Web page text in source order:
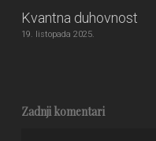
Kvantna duhovnost
19. listopada 2025.
Zadnji komentari